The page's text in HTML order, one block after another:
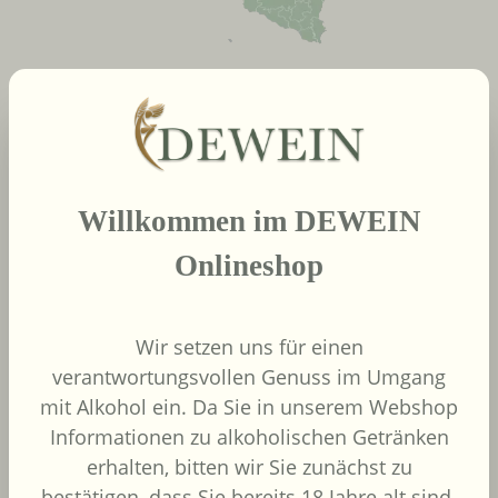
Produktgalerie überspringen
neue Produkte
2022
- Forager Red -
Südafrika
Grenache, Shiraz
Willkommen im DEWEIN
Onlineshop
Wir setzen uns für einen
verantwortungsvollen Genuss im Umgang
mit Alkohol ein. Da Sie in unserem Webshop
Informationen zu alkoholischen Getränken
erhalten, bitten wir Sie zunächst zu